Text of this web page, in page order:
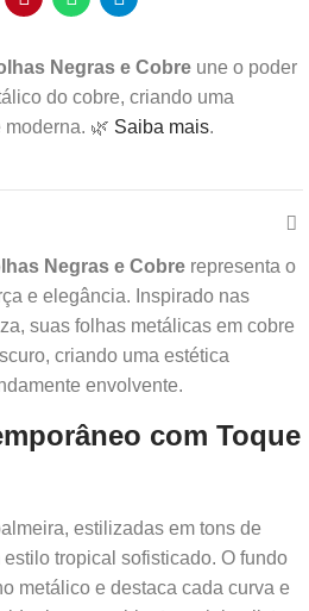
Negras e Cobre une o poder
do cobre, criando uma
🌿 Saiba mais.
Negras e Cobre representa o
e elegância. Inspirado nas
suas folhas metálicas em cobre
criando uma estética
envolvente.
com Toque
estilizadas em tons de
tropical sofisticado. O fundo
metálico e destaca cada curva e